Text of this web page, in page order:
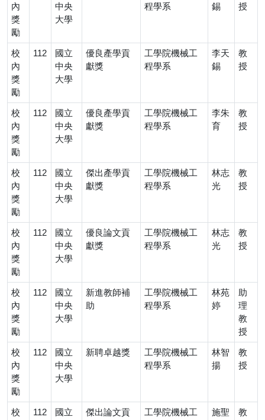
內
獎
勵
中央
大學
程學系 錫 授
校
內
獎
勵
112
國立
中央
大學
優良產學貢
獻獎
工學院機械工
程學系
李天
錫
教
授
校
內
獎
勵
112
國立
中央
大學
優良產學貢
獻獎
工學院機械工
程學系
李朱
育
教
授
校
內
獎
勵
112
國立
中央
大學
傑出產學貢
獻獎
工學院機械工
程學系
林志
光
教
授
校
內
獎
勵
112
國立
中央
大學
優良論文貢
獻獎
工學院機械工
程學系
林志
光
教
授
校
內
獎
勵
112
國立
中央
大學
新進教師補
助
工學院機械工
程學系
林苑
婷
助
理
教
授
校
內
獎
勵
112
國立
中央
大學
新聘卓越獎
工學院機械工
程學系
林智
揚
教
授
校
112
國立
傑出論文貢
工學院機械工
施聖
教